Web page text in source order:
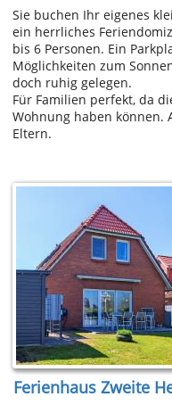
Sie buchen Ihr eigenes
ein herrliches
bis 6 Personen. Ein
Möglichkeiten zum
doch ruhig gelegen.
Für Familien perfekt, da
Wohnung haben können.
Eltern.
Ferienhaus Zweite